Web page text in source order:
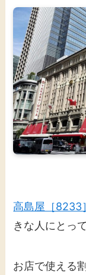
高島屋［8233
きな人にとっ
お店で使える